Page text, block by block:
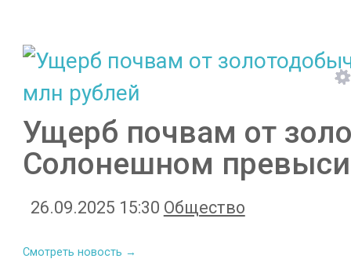
Ущерб почвам от
Солонешном
26.09.2025 15:30 Общество
Смотреть новость →